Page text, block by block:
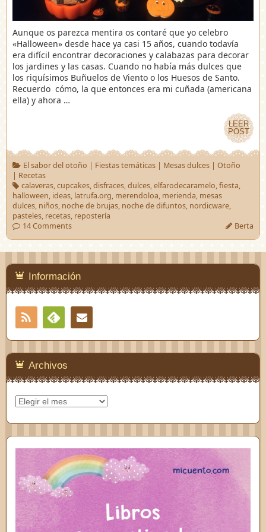
Aunque os parezca mentira os contaré que yo celebro
«Halloween» desde hace ya casi 15 años, cuando todavía
era difícil encontrar decoraciones y calabazas para decorar
los jardines y las casas. Cuando no había más dulces que
los riquísimos Buñuelos de Viento o los Huesos de Santo.
Recuerdo cómo, la que entonces era mi cuñada (americana
ella) y ahora …
LEER
POST
LEER
POST
El sabor del otoño | Fiestas temáticas| Mesas dulces| Otoño
| Recetas
calaveras,cupcakes,disfraces,dulces,elfarodecaramelo,fiesta,
halloween, ideas, latrufa.org, merendoloa, merienda, mesas
dulces, niños, noche de brujas, noche de difuntos, nordicware,
pasteles, recetas, repostería
14 Comments
Berta
Información
RSS
Feedly
Archivos
Archivos